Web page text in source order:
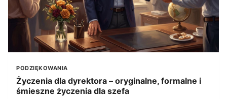
PODZIĘKOWANIA
Życzenia dla dyrektora – oryginalne, formalne i
śmieszne życzenia dla szefa